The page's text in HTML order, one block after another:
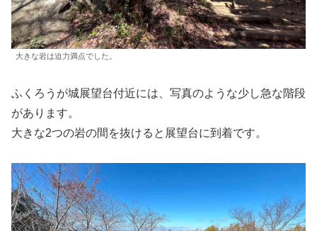
大きな岩は迫力満点でした。
ふくろうが城展望台付近には、写真のような少し急な階段
があります。
大きな2つの岩の間を抜けると展望台に到着です。